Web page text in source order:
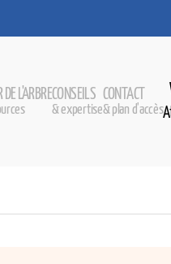
DE L'ARBRECONSEILS
& expertise
CONTACT
& plan d'accès